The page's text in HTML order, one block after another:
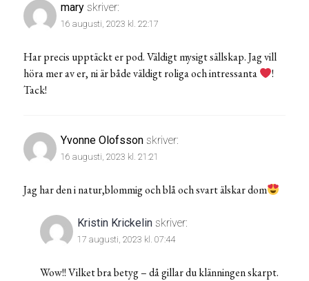
mary skriver:
16 augusti, 2023 kl. 22:17
Har precis upptäckt er pod. Väldigt mysigt sällskap. Jag vill
höra mer av er, ni är både väldigt roliga och intressanta
!
Tack!
Yvonne Olofsson skriver:
16 augusti, 2023 kl. 21:21
Jag har den i natur,blommig och blå och svart älskar dom
Kristin Krickelin skriver:
17 augusti, 2023 kl. 07:44
Wow!! Vilket bra betyg – då gillar du klänningen skarpt.